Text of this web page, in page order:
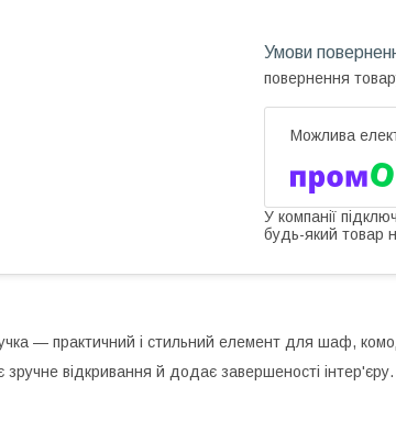
повернення
У компанії
будь-який товар
— практичний і стильний елемент для шаф,
зручне відкривання й додає завершеності інтер'єру.